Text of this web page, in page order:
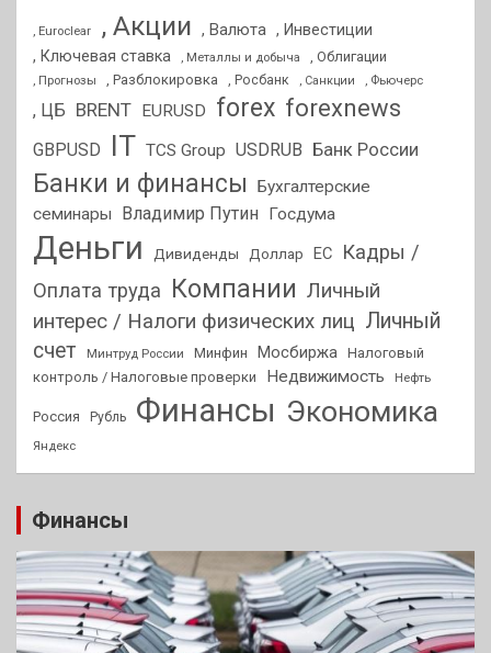
, Euroclear , Акции , Валюта
, Инвестиции
, Ключевая ставка
, Металлы и добыча , Облигации
, Прогнозы , Разблокировка , Росбанк , Санкции , Фьючерс
, ЦБ BRENT EURUSD forex forexnews
GBPUSD IT TCS Group USDRUB Банк России
Банки и финансы
Бухгалтерские
семинары
Владимир Путин Госдума
Деньги Дивиденды Доллар ЕС
Кадры /
Оплата труда Компании Личный
интерес / Налоги физических лиц Личный
счет
Минтруд России Минфин Мосбиржа
Налоговый
контроль / Налоговые проверки
Недвижимость Нефть
Россия Рубль Финансы Экономика
Яндекс
Финансы